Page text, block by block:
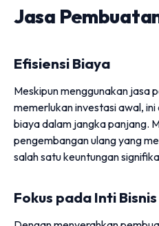
Jasa
Efisiensi Biaya
Meskipun menggunakan jasa
memerlukan investasi awal,
biaya dalam jangka panjang.
pengembangan ulang yang
salah satu keuntungan
Fokus pada Inti Bisnis